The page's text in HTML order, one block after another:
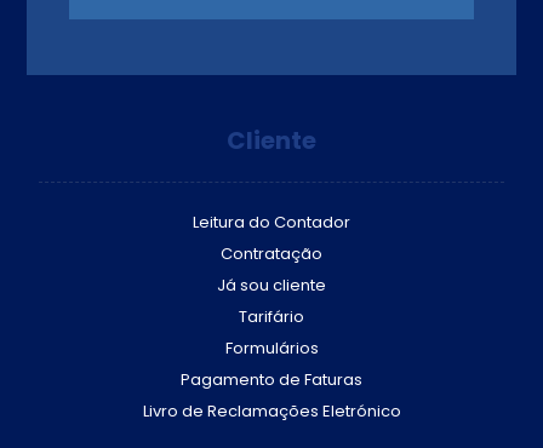
Cliente
Leitura do Contador
Contratação
Já sou cliente
Tarifário
Formulários
Pagamento de Faturas
Livro de Reclamações Eletrónico